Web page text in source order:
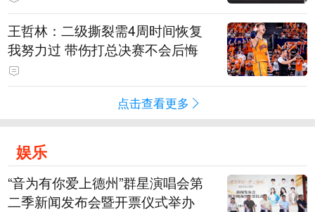
王哲林：二级撕裂需4周时间恢复
我努力过 带伤打总决赛不会后悔
点击查看更多
娱乐
“音为有你爱上德州”群星演唱会第
二季新闻发布会暨开票仪式举办